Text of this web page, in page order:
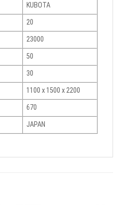
KUBOTA
20
23000
50
30
1100 x 1500 x 2200
670
JAPAN